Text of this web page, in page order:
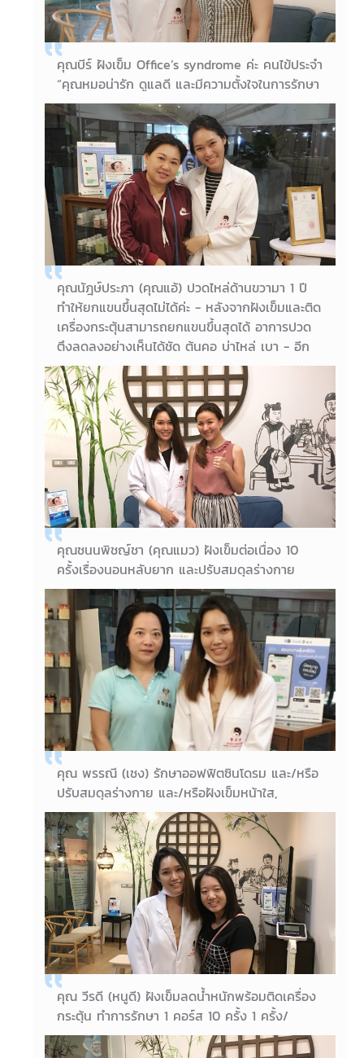
คุณบีร์ ฝังเข็ม Office’s syndrome ค่ะ คนไข้ประจำ
“คุณหมอน่ารัก ดูแลดี และมีความตั้งใจในการรักษา
เป็นอย่างดีมากๆ รวมถึงผู้ช่วยด้วยค่ะ มีโอกาสจะมา
ให้ดูแลใหม่นะคะ มาแล้วก็รู้สึกดีขึ้นมากเลยคะ เบา
ขึ้นค่ะ ขอบคุณค่ะ”
06/10/2018
คุณบีร์
คุณนัฎษ์ประภา (คุณแอ้) ปวดไหล่ด้านขวามา 1 ปี
ทำให้ยกแขนขึ้นสุดไม่ได้ค่ะ - หลังจากฝังเข็มและติด
เครื่องกระตุ้นสามารถยกแขนขึ้นสุดได้ อาการปวด
ตึงลดลงอย่างเห็นได้ชัด ต้นคอ บ่าไหล่ เบา - อีก
ทั้งคนไข้ได้ทำtreatment พร้อมมาร์คโสม เพื่อช่วย
เรื่องความกระจ่างใส รอยดำ ซึ่งเห็นผลได้ชัดเจนว่า
หน้าใสสว่างขึ้นค่ะ
06/10/2018
คุณนัฎษ์ประภา (คุณแอ้)
คุณชนนพิชญ์ชา (คุณแมว) ฝังเข็มต่อเนื่อง 10
ครั้งเรื่องนอนหลับยาก และปรับสมดุลร่างกาย
อาการดีขึ้น จึงต่อคอร์สเพิ่มอีก 30 ครั้งเพื่อดูแล
สุขภาพอย่างต่อเนื่องค่ะ “คุณหมอเมบีดูแลดีมากคะ
มารักษาอย่างต่อเนื่องแล้วอาการดีขึ้น”
03/10/2018
คุณชนนพิชญ์ชา (คุณแมว)
คุณ พรรณี (เชง) รักษาออฟฟิตซินโดรม และ/หรือ
ปรับสมดุลร่างกาย และ/หรือฝังเข็มหน้าใส,
Cuppingซิลิโคน และกัวซาใบหน้าเพื่อผิวพรรณ ซึ่ง
คนไข้เห็นผลในการรักษา คนไข้เป็นคนไข้ประจำทุก
อาทิตย์ค่ะ
19/09/2018
คุณพรรณี (เชง)
คุณ วีรดี (หนูดี) ฝังเข็มลดน้ำหนักพร้อมติดเครื่อง
กระตุ้น ทำการรักษา 1 คอร์ส 10 ครั้ง 1 ครั้ง/
อาทิตย์ น้ำหนักลด 2 กิโลกรัม โดยไม่อดอาหารและ